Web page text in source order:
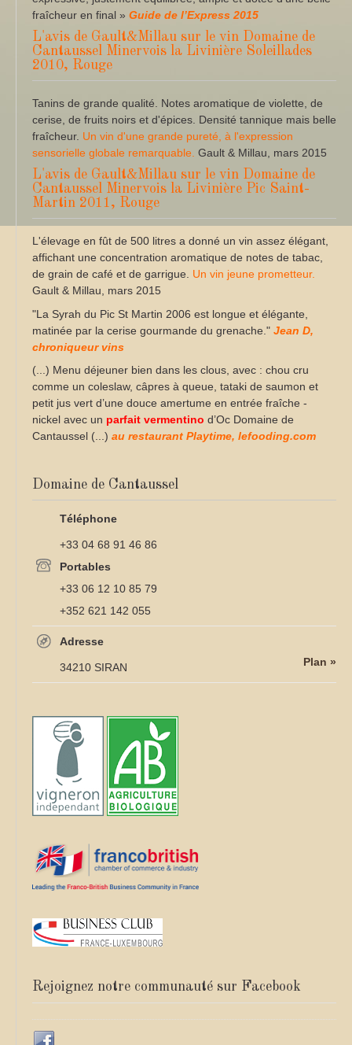
fraîcheur en final » Guide de l’Express 2015
L'avis de Gault&Millau sur le vin Domaine de
Cantaussel Minervois la Livinière Soleillades
2010, Rouge
Tanins de grande qualité. Notes aromatique de violette, de
cerise, de fruits noirs et d'épices. Densité tannique mais belle
fraîcheur. Un vin d'une grande pureté, à l'expression
sensorielle globale remarquable. Gault & Millau, mars 2015
L'avis de Gault&Millau sur le vin Domaine de
Cantaussel Minervois la Livinière Pic Saint-
Martin 2011, Rouge
L'élevage en fût de 500 litres a donné un vin assez élégant,
affichant une concentration aromatique de notes de tabac,
de grain de café et de garrigue. Un vin jeune prometteur.
Gault & Millau, mars 2015
"La Syrah du Pic St Martin 2006 est longue et élégante,
matinée par la cerise gourmande du grenache." Jean D,
chroniqueur vins
(...) Menu déjeuner bien dans les clous, avec : chou cru
comme un coleslaw, câpres à queue, tataki de saumon et
petit jus vert d’une douce amertume en entrée fraîche -
nickel avec un parfait vermentino d’Oc Domaine de
Cantaussel (...) au restaurant Playtime, lefooding.com
Domaine de Cantaussel
Téléphone
+33 04 68 91 46 86
Portables
+33 06 12 10 85 79
+352 621 142 055
Adresse
34210 SIRAN Plan »
Rejoignez notre communauté sur Facebook